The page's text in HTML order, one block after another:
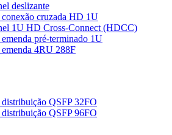
deslizante
conexão cruzada HD 1U
1U HD Cross-Connect (HDCC)
pré-terminado 1U
emenda 4RU 288F
distribuição QSFP 32FO
distribuição QSFP 96FO